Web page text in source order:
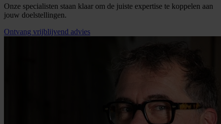
Onze specialisten staan klaar om de juiste expertise te koppelen aan
jouw doelstellingen.
Ontvang vrijblijvend advies